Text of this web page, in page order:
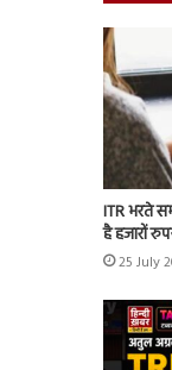
ITR भरते
है हजारों
25 July